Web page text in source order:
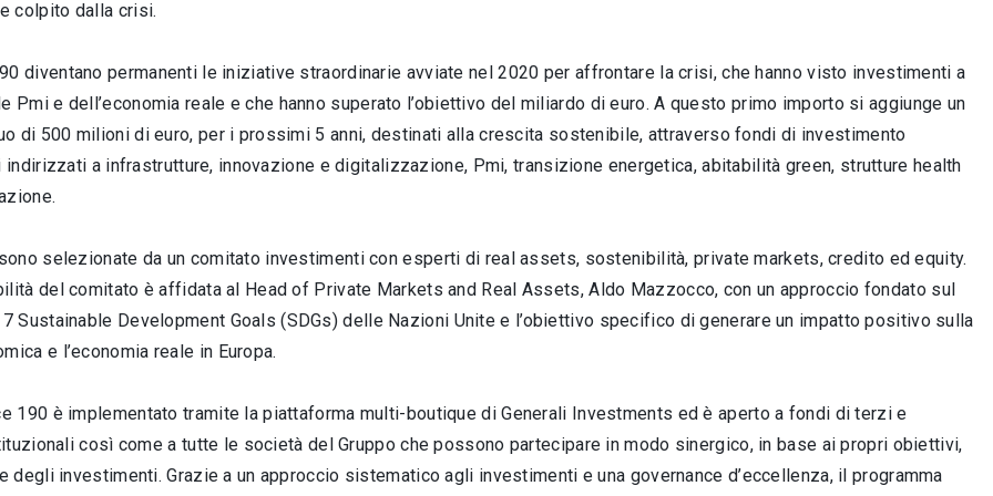
colpito dalla crisi.
diventano permanenti le iniziative straordinarie avviate nel 2020 per affrontare la crisi, che hanno visto investimenti a
Pmi e dell’economia reale e che hanno superato l’obiettivo del miliardo di euro. A questo primo importo si aggiunge un
di 500 milioni di euro, per i prossimi 5 anni, destinati alla crescita sostenibile, attraverso fondi di investimento
indirizzati a infrastrutture, innovazione e digitalizzazione, Pmi, transizione energetica, abitabilità green, strutture health
selezionate da un comitato investimenti con esperti di real assets, sostenibilità, private markets, credito ed equity.
del comitato è affidata al Head of Private Markets and Real Assets, Aldo Mazzocco, con un approccio fondato sul
Sustainable Development Goals (SDGs) delle Nazioni Unite e l’obiettivo specifico di generare un impatto positivo sulla
e l’economia reale in Europa.
190 è implementato tramite la piattaforma multi-boutique di Generali Investments ed è aperto a fondi di terzi e
così come a tutte le società del Gruppo che possono partecipare in modo sinergico, in base ai propri obiettivi,
degli investimenti. Grazie a un approccio sistematico agli investimenti e una governance d’eccellenza, il programma